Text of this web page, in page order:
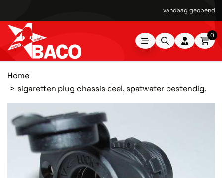
vandaag geopend
0
Home
sigaretten plug chassis deel, spatwater bestendig.